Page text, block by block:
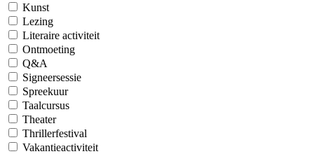
Kunst
Lezing
Literaire activiteit
Ontmoeting
Q&A
Signeersessie
Spreekuur
Taalcursus
Theater
Thrillerfestival
Vakantieactiviteit